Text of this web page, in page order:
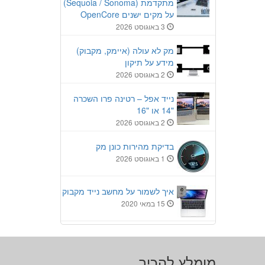
מתקדמת (Sequoia / Sonoma)
על מקים ישנים OpenCore
מק לא עולה (איימק, מקבוק)
מידע על תיקון
נייד אפל – רטינה פרו השכרה
"14 או "16
בדיקת מהירות כונן מק
איך לשמור על מחשב נייד מקבוק